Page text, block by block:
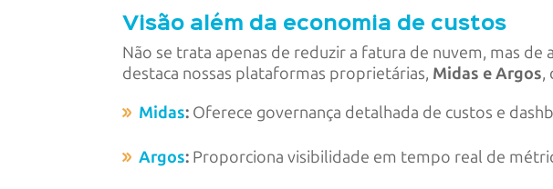
Visão além da economia de custos
Não se trata apenas de reduzir a fatura de nuvem, mas
destaca nossas plataformas proprietárias, Midas e Argos,
Midas: Oferece governança detalhada de custos e
Argos: Proporciona visibilidade em tempo real de